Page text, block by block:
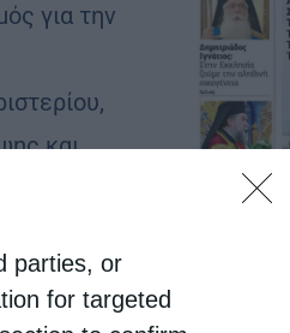
parties, or
for targeted
για την
και